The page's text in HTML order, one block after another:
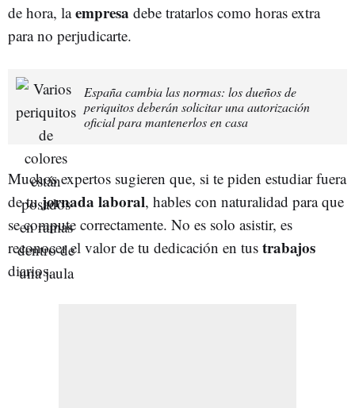
de hora, laempresa debe tratarlos como horas extra
para no perjudicarte.
España cambia las normas: los dueños de
periquitos deberán solicitar una autorización
oficial para mantenerlos en casa
Muchos expertos sugieren que, si te piden estudiar fuera
de tujornada laboral, hables con naturalidad para que
se compute correctamente. No es solo asistir, es
reconocer el valor de tu dedicación en tus trabajos
diarios.